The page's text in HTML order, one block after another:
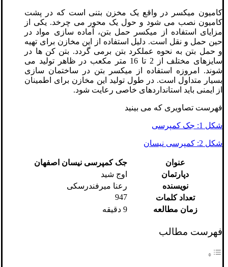
کامیون میکسر در واقع یک مخزن بتنی است که در پشت
کامیون نصب می شود و حول یک محور می چرخد. یکی از
مزایای استفاده از میکسر حمل بتن، آماده سازی مواد در
حین حمل و نقل است. دلیل استفاده از این مخازن برای تهیه
و حمل بتن به نحوه عملکرد بتن برمی گردد. بتن کن ها در
سایزهای مختلف از 2 تا 16 متر مکعب در ظاهر تولید می
شوند. امروزه استفاده از میکسر بتن در ساختمان سازی
بسیار متداول است. در طول تولید این مخازن برای اطمینان
از ایمنی باید استانداردهای خاصی رعایت شود.
فهرست تصاویری که می بینید
شکل 1: جک کمپرسی
شکل 2: کمپرسی نیسان
عنوان
جک کمپرسی نیسان اصفهان
دپارتمان
اوج شید
نویسنده
رعنا میرفندرسکی
تعداد کلمات
947
زمان مطالعه
9 دقیقه
فهرست مطالب